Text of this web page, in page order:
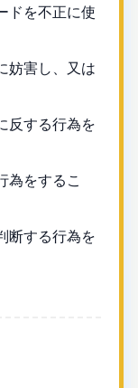
ドを不正に使
妨害し、又は
反する行為を
為をするこ
断する行為を